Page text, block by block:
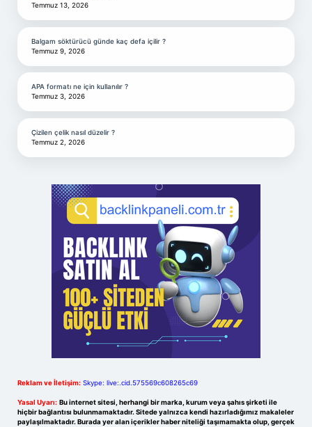
Temmuz 13, 2026
Balgam söktürücü günde kaç defa içilir ?
Temmuz 9, 2026
APA formatı ne için kullanılır ?
Temmuz 3, 2026
Çizilen çelik nasıl düzelir ?
Temmuz 2, 2026
Reklam ve İletişim: Skype: live:.cid.575569c608265c69
Yasal Uyarı: Bu internet sitesi, herhangi bir marka, kurum veya şahıs şirketi ile
hiçbir bağlantısı bulunmamaktadır. Sitede yalnızca kendi hazırladığımız makaleler
paylaşılmaktadır. Burada yer alan içerikler haber niteliği taşımamakta olup, gerçek